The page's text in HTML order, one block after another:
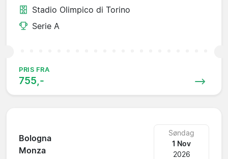
Stadio Olimpico di Torino
Serie A
PRIS FRA
755,-
Bologna
Monza
Søndag
1 Nov
2026